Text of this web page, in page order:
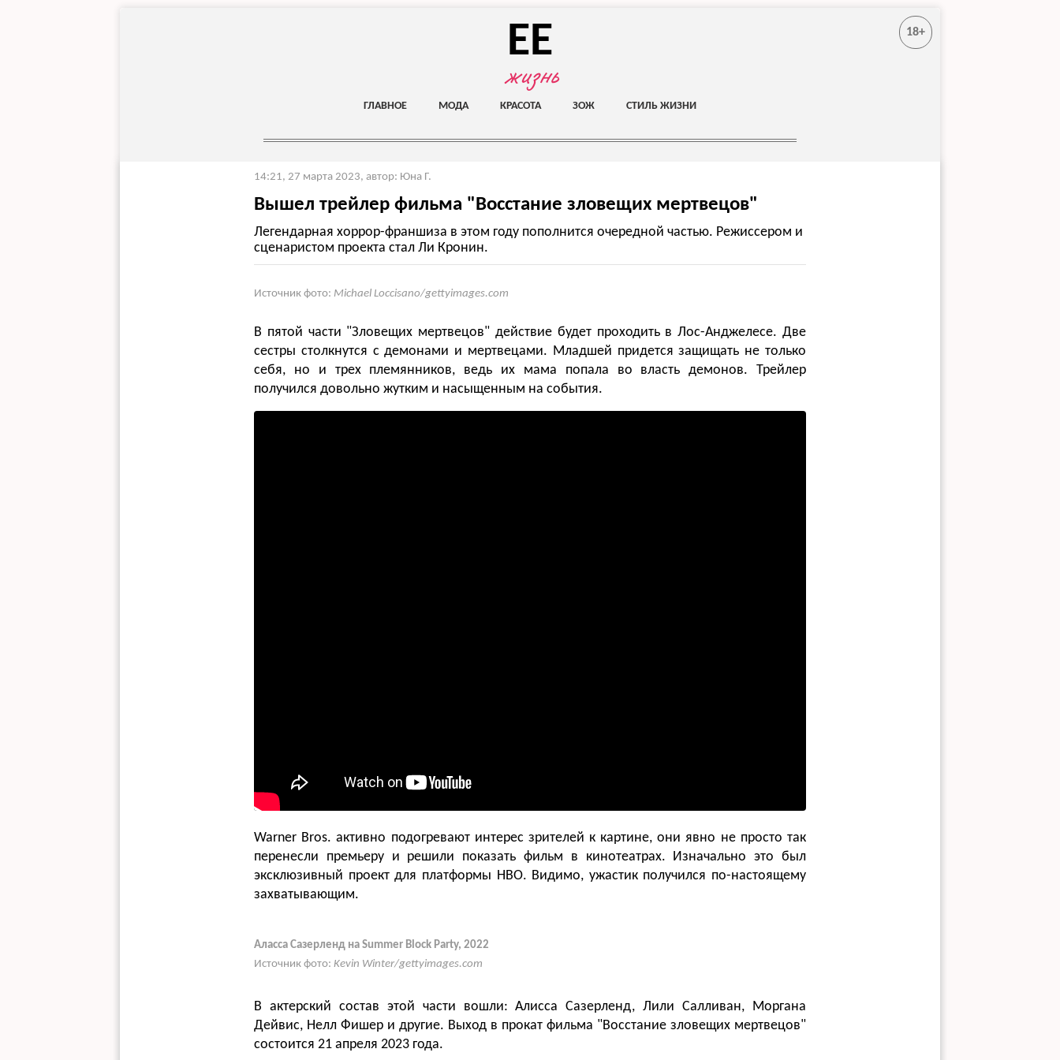
EE
жизнь
18+
ГЛАВНОЕ МОДА КРАСОТА ЗОЖ СТИЛЬ ЖИЗНИ
14:21, 27 марта 2023, автор: Юна Г.
Вышел трейлер фильма "Восстание зловещих мертвецов"
Легендарная хоррор-франшиза в этом году пополнится очередной частью. Режиссером и
сценаристом проекта стал Ли Кронин.
Источник фото: Michael Loccisano/gettyimages.com
В пятой части "Зловещих мертвецов" действие будет проходить в Лос-Анджелесе. Две
сестры столкнутся с демонами и мертвецами. Младшей придется защищать не только
себя, но и трех племянников, ведь их мама попала во власть демонов. Трейлер
получился довольно жутким и насыщенным на события.
Warner Bros. активно подогревают интерес зрителей к картине, они явно не просто так
перенесли премьеру и решили показать фильм в кинотеатрах. Изначально это был
эксклюзивный проект для платформы HBO. Видимо, ужастик получился по-настоящему
захватывающим.
Аласса Сазерленд на Summer Block Party, 2022
Источник фото: Kevin Winter/gettyimages.com
В актерский состав этой части вошли: Алисса Сазерленд, Лили Салливан, Моргана
Дейвис, Нелл Фишер и другие. Выход в прокат фильма "Восстание зловещих мертвецов"
состоится 21 апреля 2023 года.